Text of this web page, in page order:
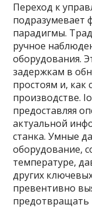
Переход к
подразумевает
парадигмы.
ручное
оборудования.
задержкам в
простоям и, как
производстве.
предоставляя
актуальной
станка. Умные
оборудование,
температуре,
других
превентивно
предотвращать